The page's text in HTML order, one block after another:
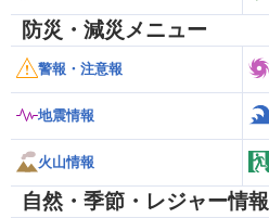
防災・減災メニュー
警報・注意報
地震情報
火山情報
自然・季節・レジャー情報